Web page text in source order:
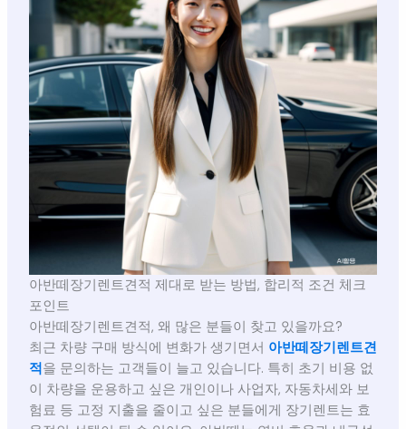
아반떼장기렌트견적 제대로 받는 방법, 합리적 조건 체크
포인트
아반떼장기렌트견적, 왜 많은 분들이 찾고 있을까요?
최근 차량 구매 방식에 변화가 생기면서 아반떼장기렌트견
적을 문의하는 고객들이 늘고 있습니다. 특히 초기 비용 없
이 차량을 운용하고 싶은 개인이나 사업자, 자동차세와 보
험료 등 고정 지출을 줄이고 싶은 분들에게 장기렌트는 효